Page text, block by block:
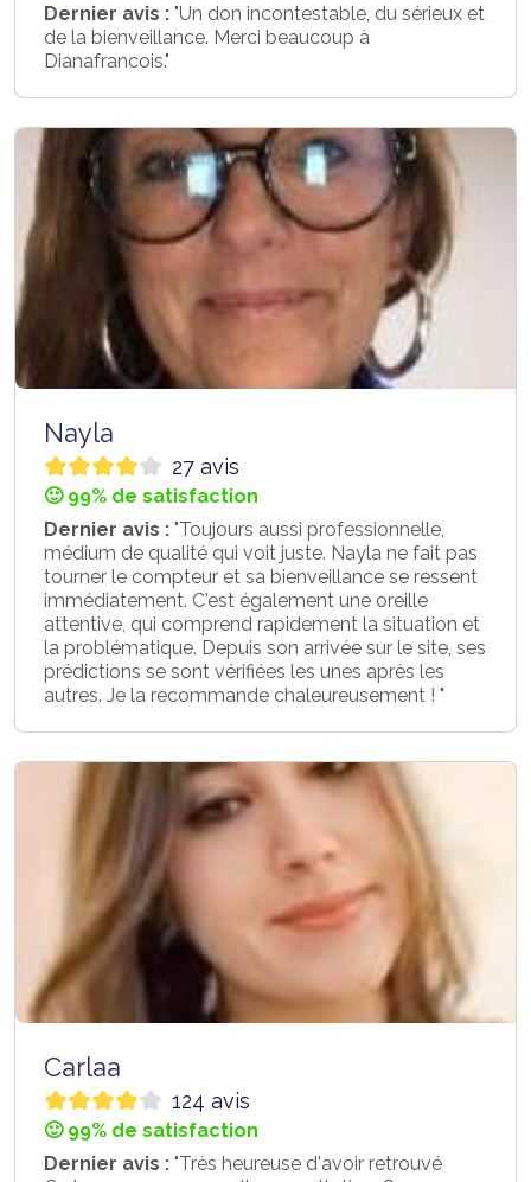
Dernier avis : "Un don incontestable, du sérieux et
de la bienveillance. Merci beaucoup à
Dianafrancois."
Nayla
27 avis
🙂 99% de satisfaction
Dernier avis : "Toujours aussi professionnelle,
médium de qualité qui voit juste. Nayla ne fait pas
tourner le compteur et sa bienveillance se ressent
immédiatement. C'est également une oreille
attentive, qui comprend rapidement la situation et
la problématique. Depuis son arrivée sur le site, ses
prédictions se sont vérifiées les unes après les
autres. Je la recommande chaleureusement ! "
Carlaa
124 avis
🙂 99% de satisfaction
Dernier avis : "Très heureuse d'avoir retrouvé